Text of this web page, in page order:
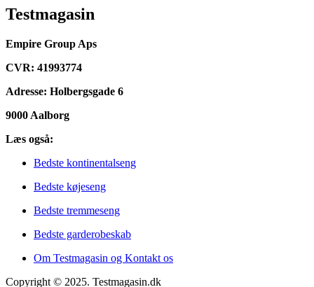
Testmagasin
Empire Group Aps
CVR: 41993774
Adresse: Holbergsgade 6
9000 Aalborg
Læs også:
Bedste kontinentalseng
Bedste køjeseng
Bedste tremmeseng
Bedste garderobeskab
Om Testmagasin og Kontakt os
Copyright © 2025. Testmagasin.dk